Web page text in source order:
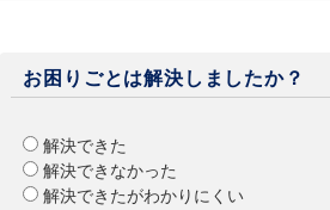
お困りごとは解決しましたか？
解決できた
解決できなかった
解決できたがわかりにくい